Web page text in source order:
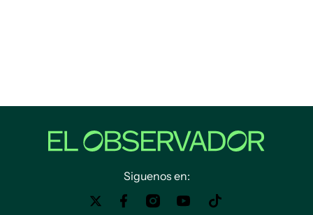
Siguenos en: